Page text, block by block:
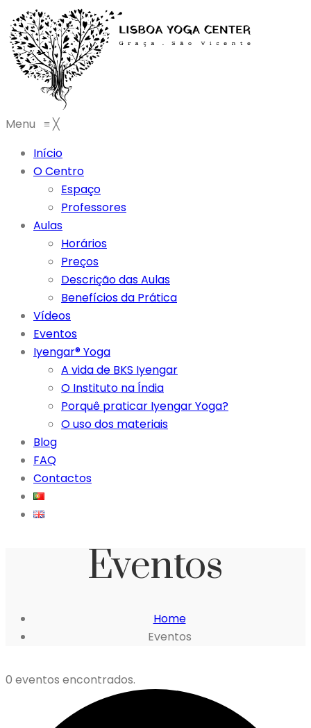
Menu ≡╳
Início
O Centro
Espaço
Professores
Aulas
Horários
Preços
Descrição das Aulas
Benefícios da Prática
Vídeos
Eventos
Iyengar® Yoga
A vida de BKS Iyengar
O Instituto na Índia
Porquê praticar Iyengar Yoga?
O uso dos materiais
Blog
FAQ
Contactos
Eventos
Home
Eventos
0 eventos encontrados.